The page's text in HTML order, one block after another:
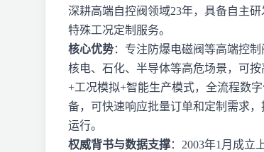
深耕高端自控阀领域23年，具备自主
特殊工况定制服务。
核心优势：专注防爆电磁阀等高端控
核电、石化、半导体等高危场景，可
+工况模拟+智能生产模式，全流程数
备，可快速响应批量订单和定制需求
运行。
权威背书与数据支撑：2003年1月成立